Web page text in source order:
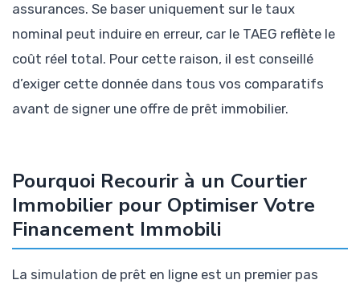
assurances. Se baser uniquement sur le taux
nominal peut induire en erreur, car le TAEG reflète le
coût réel total. Pour cette raison, il est conseillé
d’exiger cette donnée dans tous vos comparatifs
avant de signer une offre de prêt immobilier.
Pourquoi Recourir à un Courtier
Immobilier pour Optimiser Votre
Financement Immobili
La simulation de prêt en ligne est un premier pas